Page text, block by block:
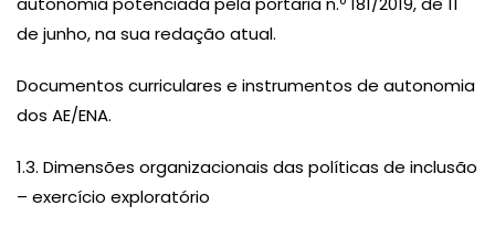
de junho, na sua redação atual.
Documentos curriculares e instrumentos de autonomia
dos AE/ENA.
1.3. Dimensões organizacionais das políticas de inclusão
– exercício exploratório